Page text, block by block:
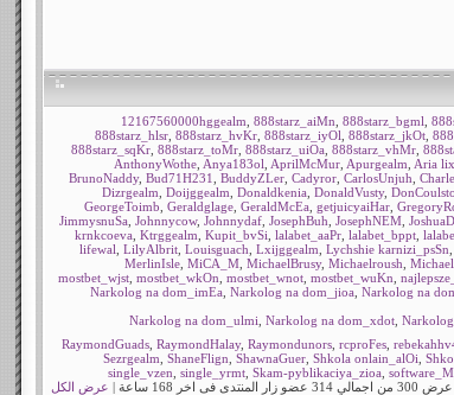
12167560000hggealm 888starz_aiMn 888starz_bgml
888starz_hlsr, 888starz_hvKr, 888starz_iyOl 888starz_jkOt,
888starz_sqKr, 888starz_toMr, 888starz_uiOa 888starz_vhMr,
AnthonyWothe, Anya183ol AprilMcMur, Apurgealm Aria lix
BrunoNaddy, Bud71H231 BuddyZLer, Cadyror, CarlosUnjuh
Dizrgealm Doijggealm Donaldkenia DonaldVusty, DonCoulsto
GeorgeToimb Geraldglage, GeraldMcEa getjuicyaiHar,
JimmysnuSa Johnnycow, Johnnydaf, JosephBuh JosephNEM,
krnkcoeva Ktrggealm Kupit_bvSi lalabet_aaPr, lalabet_bppt,
lifewal LilyAlbrit, Louisguach Lxijggealm Lychshie karnizi_psSn
MerlinIsle, MiCA_M, MichaelBrusy, Michaelroush
mostbet_wjst, mostbet_wkOn mostbet_wnot, mostbet_wuKn
Narkolog na dom_imEa Narkolog na dom_jioa Narkolog na
Narkolog na dom_ulmi Narkolog na dom_xdot,
RaymondGuads, RaymondHalay, Raymondunors, rcproFes,
Sezrgealm ShaneFlign ShawnaGuer, Shkola onlain_alOi
single_vzen single_yrmt, Skam-pyblikaciya_zioa software_M,
عرض 300 من اجمالي 314 عضو زار المنتدى فى اخر 168 ساعة | عرض الكل